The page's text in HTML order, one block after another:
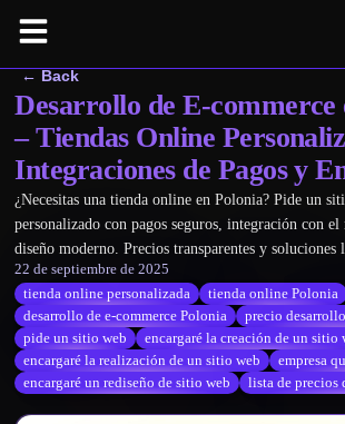
← Back
Desarrollo de E-commerce
– Tiendas Online
Integraciones de Pagos y
¿Necesitas una tienda online en Polonia? Pide un
personalizado con pagos seguros, integración con
diseño moderno. Precios transparentes y soluciones
22 de septiembre de 2025
tienda online personalizada
tienda online Polonia
desarrollo de e-commerce Polonia
precio
pide un sitio web
encargaré la creación de un sitio
encargaré la realización de un sitio web
empresa
encargaré un rediseño de sitio web
lista de precios